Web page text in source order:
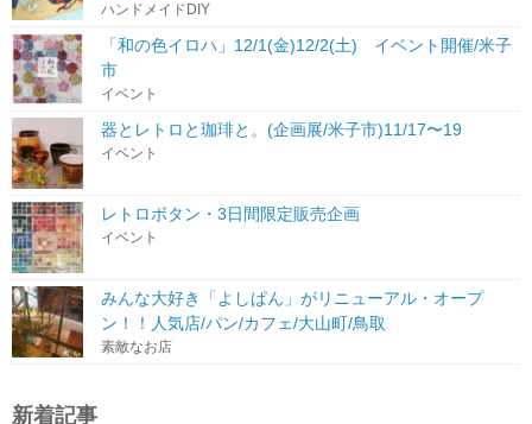
ハンドメイドDIY
「和の色イロハ」12/1(金)12/2(土) イベント開催/米子
市
イベント
器とレトロと珈琲と。(企画展/米子市)11/17〜19
イベント
レトロボタン・3日間限定販売企画
イベント
みんな大好き「よしぱん」がリニューアル・オープ
ン！！人気店/パン/カフェ/大山町/鳥取
素敵なお店
新着記事